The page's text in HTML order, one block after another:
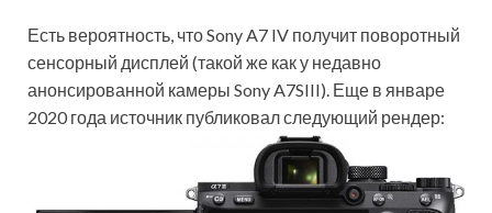
Есть вероятность, что Sony A7 IV получит поворотный
сенсорный дисплей (такой же как у недавно
анонсированной камеры Sony A7SIII). Еще в январе
2020 года источник публиковал следующий рендер: